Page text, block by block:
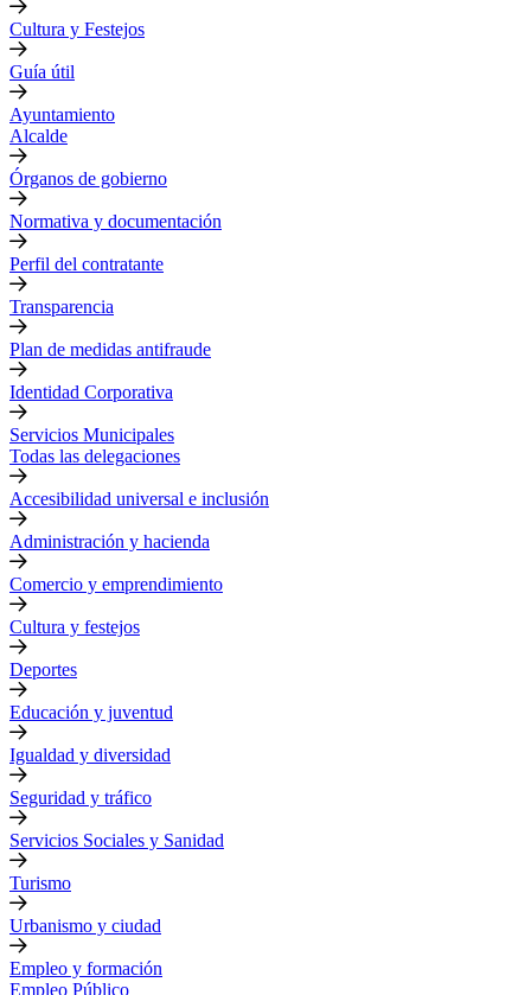
Cultura y Festejos
Guía útil
Ayuntamiento
Alcalde
Órganos de gobierno
Normativa y documentación
Perfil del contratante
Transparencia
Plan de medidas antifraude
Identidad Corporativa
Servicios Municipales
Todas las delegaciones
Accesibilidad universal e inclusión
Administración y hacienda
Comercio y emprendimiento
Cultura y festejos
Deportes
Educación y juventud
Igualdad y diversidad
Seguridad y tráfico
Servicios Sociales y Sanidad
Turismo
Urbanismo y ciudad
Empleo y formación
Empleo Público